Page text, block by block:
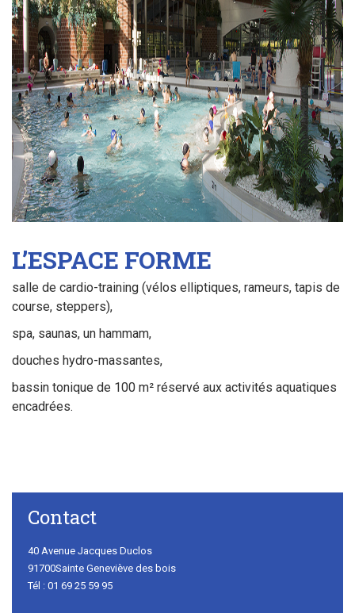
L’ESPACE FORME
salle de cardio-training (vélos elliptiques, rameurs, tapis de
course, steppers),
spa, saunas, un hammam,
douches hydro-massantes,
bassin tonique de 100 m² réservé aux activités aquatiques
encadrées.
Contact
40 Avenue Jacques Duclos
91700Sainte Geneviève des bois
Tél : 01 69 25 59 95